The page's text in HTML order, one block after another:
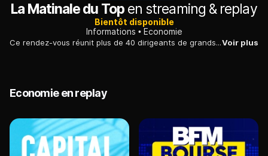
La Matinale du Topen streaming & replay
Bientôt disponible
Informations
Economie
Ce rendez-vous réunit plus de 40 dirigeants de grands groupes et 300 dirigeants de PME et ETI, avec 800 rendez-vous au format speed-dating.Voir plus
Economie en replay